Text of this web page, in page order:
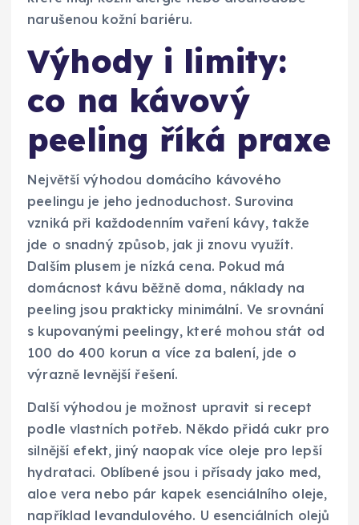
narušenou kožní bariéru.
Výhody i limity:
co na kávový
peeling říká praxe
Největší výhodou domácího kávového
peelingu je jeho jednoduchost. Surovina
vzniká při každodenním vaření kávy, takže
jde o snadný způsob, jak ji znovu využít.
Dalším plusem je nízká cena. Pokud má
domácnost kávu běžně doma, náklady na
peeling jsou prakticky minimální. Ve srovnání
s kupovanými peelingy, které mohou stát od
100 do 400 korun a více za balení, jde o
výrazně levnější řešení.
Další výhodou je možnost upravit si recept
podle vlastních potřeb. Někdo přidá cukr pro
silnější efekt, jiný naopak více oleje pro lepší
hydrataci. Oblíbené jsou i přísady jako med,
aloe vera nebo pár kapek esenciálního oleje,
například levandulového. U esenciálních olejů